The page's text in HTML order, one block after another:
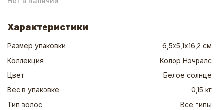
Характеристики
Размер упаковки
6,5х5,1х16,2 см
Коллекция
Колор Нэчралс
Цвет
Белое солнце
Вес в упаковке
0,15 кг
Тип волос
Все типы